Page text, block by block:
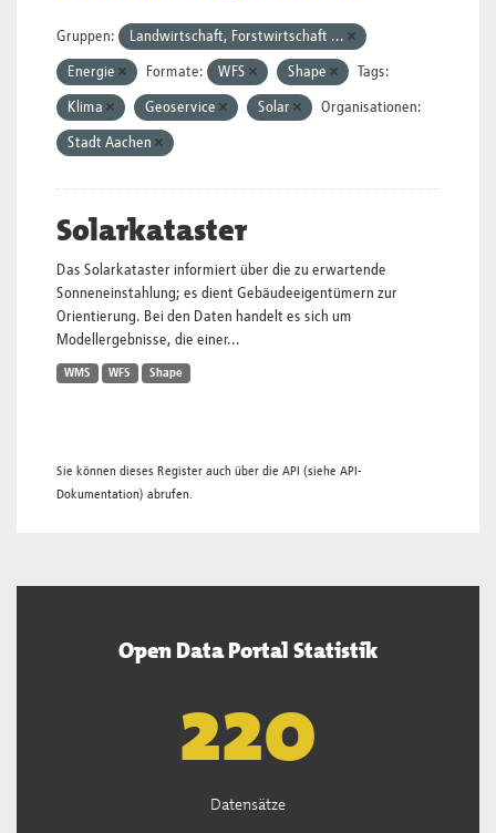
Gruppen: Landwirtschaft, Forstwirtschaft ...
Energie Formate: WFS Shape Tags:
Klima Geoservice Solar Organisationen:
Stadt Aachen
Solarkataster
Das Solarkataster informiert über die zu erwartende
Sonneneinstahlung; es dient Gebäudeeigentümern zur
Orientierung. Bei den Daten handelt es sich um
Modellergebnisse, die einer...
WMS WFS Shape
Sie können dieses Register auch über die API (siehe API-
Dokumentation) abrufen.
Open Data Portal Statistik
222
Datensätze